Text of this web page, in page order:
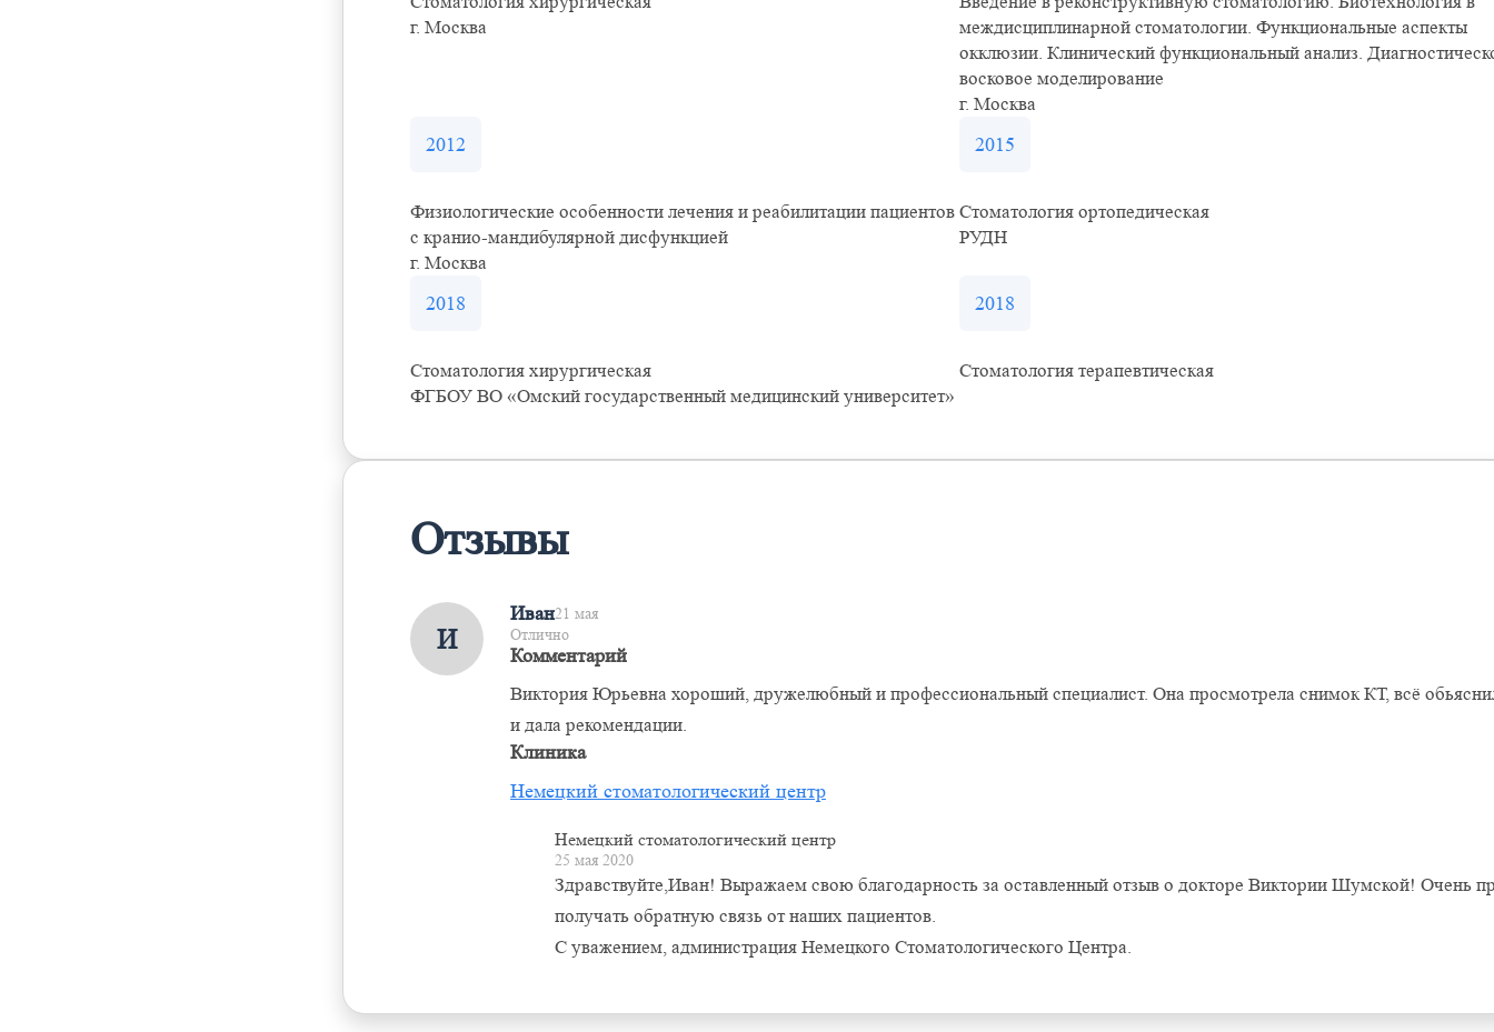
г. Москва
междисциплинарной стоматологии. Функциональные аспекты
окклюзии. Клинический функциональный анализ.
восковое моделирование
г. Москва
2012
Физиологические особенности лечения и реабилитации пациентов
с кранио-мандибулярной дисфункцией
г. Москва
2015
Стоматология ортопедическая
РУДН
2018
Стоматология хирургическая
ФГБОУ ВО «Омский государственный медицинский университет»
2018
Стоматология терапевтическая
Отзывы
И
Иван21 мая
Отлично
Комментарий
Виктория Юрьевна хороший, дружелюбный и профессиональный специалист. Она просмотрела снимок КТ, всё
и дала рекомендации.
Клиника
Немецкий стоматологический центр
Немецкий стоматологический центр
25 мая 2020
Здравствуйте,Иван! Выражаем свою благодарность за оставленный отзыв о докторе Виктории Шумской! Очень
получать обратную связь от наших пациентов.
С уважением, администрация Немецкого Стоматологического Центра.